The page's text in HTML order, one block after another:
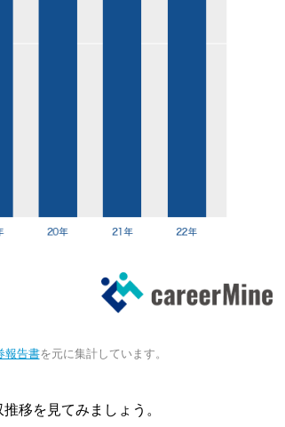
報告書を元に集計しています。
移を見てみましょう。